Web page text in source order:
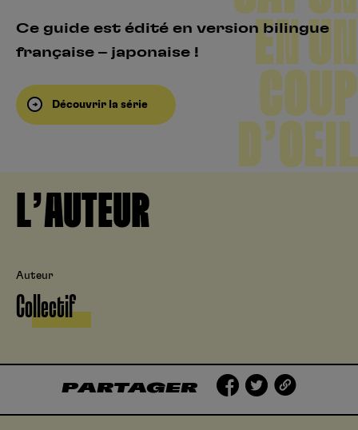
Ce guide est édité en version bilingue
française – japonaise !
Découvrir la série
EN UN
COUP
D’OEIL
L’AUTEUR
Auteur
Collectif
PARTAGER